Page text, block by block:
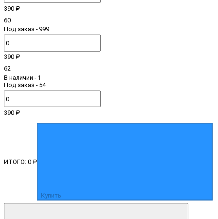
390 ₽
60
Под заказ - 999
390 ₽
62
В наличии - 1
Под заказ - 54
390 ₽
ИТОГО: 0 ₽
Купить